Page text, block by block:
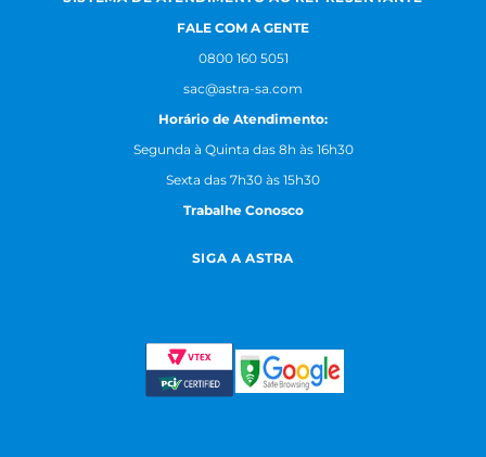
FALE COM A GENTE
0800 160 5051
sac@astra-sa.com
Horário de Atendimento:
Segunda à Quinta das 8h às 16h30
Sexta das 7h30 às 15h30
Trabalhe Conosco
SIGA A ASTRA